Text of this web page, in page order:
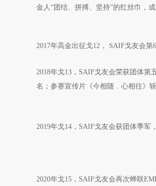
金人“团结、拼搏、坚持”的红丝巾，
2017年高金出征戈12， SAIF戈友会
2018年戈13，SAIF戈友会荣获团体第
名；参赛宣传片《今相随﹒心相往》
2019年戈14，SAIF戈友会获团体季军
2020年戈15，SAIF戈友会再次蝉联